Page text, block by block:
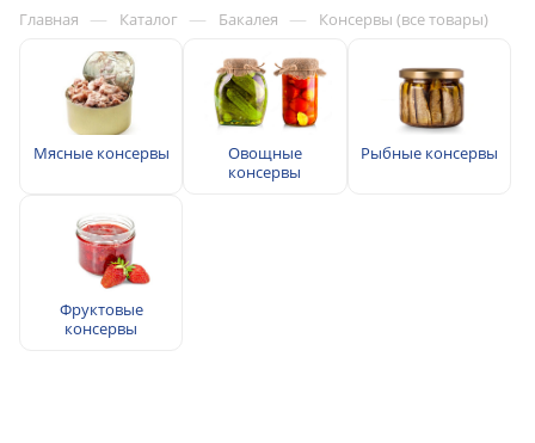
Главная — Каталог — Бакалея — Консервы (все товары)
Мясные консервы
Овощные
консервы
Рыбные консервы
Фруктовые
консервы